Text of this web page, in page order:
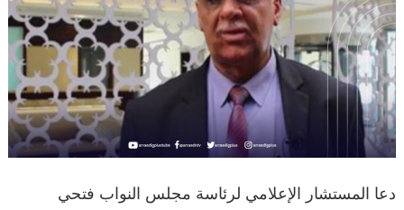
دعا المستشار الإعلامي لرئاسة مجلس النواب فتحي